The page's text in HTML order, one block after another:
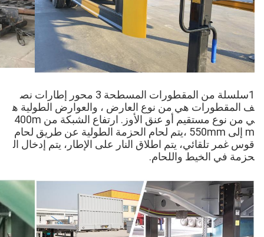
1سلسلة من المقطورات المسطحة 3 محور إطارات نص
ف المقطورات هي من نوع العارض ، والعوارض الطولية ه
ي من نوع مستقيم أو عنق الأوز. ارتفاع الشبكة من 400m
m إلى 550mm ،يتم لحام الحزمة الطولية عن طريق لحام
قوس غمر تلقائي، يتم اطلاق النار على الإطار، يتم إدخال ال
حزمة في الخيط واللحام.